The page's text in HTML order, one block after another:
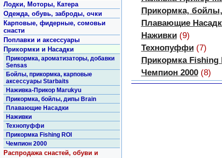
Прикормка,
Плавающие
Наживки (9)
Технопуффи (7)
Прикормка Fishing
Чемпион 2000 (8)
Лодки, Моторы, Катера
Одежда, обувь, заброды, очки
Карповые, фидерные, сомовьи
снасти
Поплавки и аксессуары
Прикормки и Насадки
Прикормка, ароматизаторы, добавки
Sensas
Бойлы, прикормка, карповые
аксессуары Starbaits
Наживка-Прикор Marukyu
Прикормка, бойлы, дипы Brain
Плавающие Насадки
Наживки
Технопуффи
Прикормка Fishing ROI
Чемпион 2000
Распродажа снастей, обуви и